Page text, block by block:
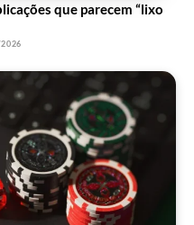
que parecem “lixo